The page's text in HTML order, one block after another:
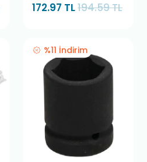
172.97 TL194.59 TL
%11 İndirim